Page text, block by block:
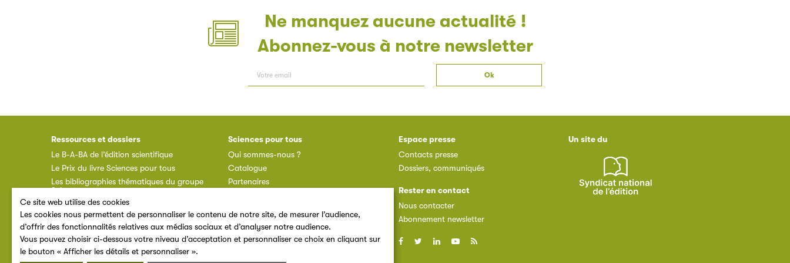
Ce site web utilise des cookies
Les cookies nous permettent de personnaliser le contenu de notre site, de mesurer l’audience,
d’offrir des fonctionnalités relatives aux médias sociaux et d’analyser notre audience.
Vous pouvez choisir ci-dessous votre niveau d’acceptation et personnaliser ce choix en cliquant sur
le bouton « Afficher les détails et personnaliser ».
Ne manquez aucune actualité !
Abonnez-vous à notre newsletter
Ressources et dossiers
Le B-A-BA de l’édition scientifique
Le Prix du livre Sciences pour tous
Les bibliographies thématiques du groupe
Sciences pour tous
Ressources documentaires
Sciences pour tous
Qui sommes-nous ?
Catalogue
Partenaires
F.A.Q.
Espace presse
Contacts presse
Dossiers, communiqués
Rester en contact
Nous contacter
Abonnement newsletter
Un site du